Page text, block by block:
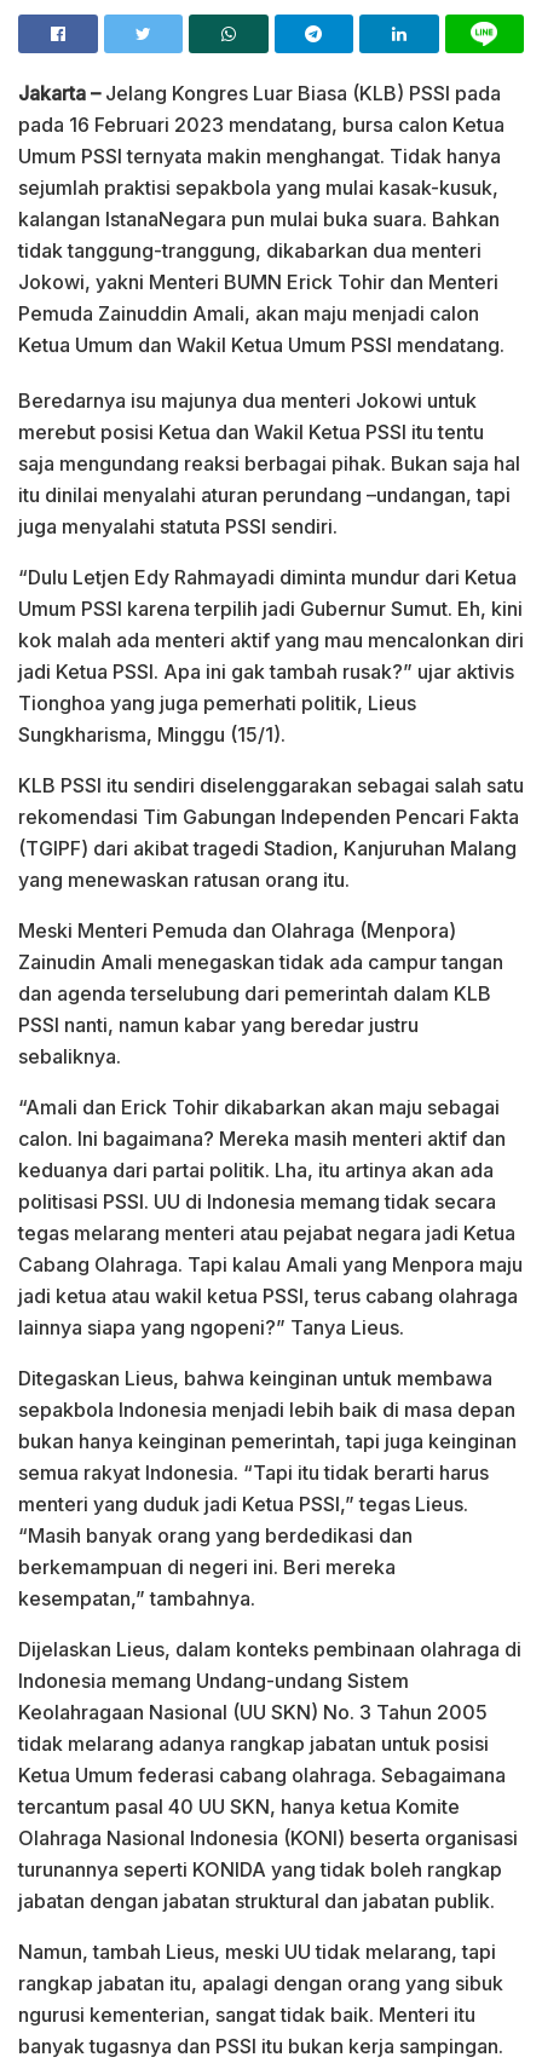
Jakarta –Jelang Kongres Luar Biasa (KLB) PSSI pada
pada 16 Februari 2023 mendatang, bursa calon Ketua
Umum PSSI ternyata makin menghangat. Tidak hanya
sejumlah praktisi sepakbola yang mulai kasak-kusuk,
kalangan IstanaNegara pun mulai buka suara. Bahkan
tidak tanggung-tranggung, dikabarkan dua menteri
Jokowi, yakni Menteri BUMN Erick Tohir dan Menteri
Pemuda Zainuddin Amali, akan maju menjadi calon
Ketua Umum dan Wakil Ketua Umum PSSI mendatang.
Beredarnya isu majunya dua menteri Jokowi untuk
merebut posisi Ketua dan Wakil Ketua PSSI itu tentu
saja mengundang reaksi berbagai pihak. Bukan saja hal
itu dinilai menyalahi aturan perundang –undangan, tapi
juga menyalahi statuta PSSI sendiri.
“Dulu Letjen Edy Rahmayadi diminta mundur dari Ketua
Umum PSSI karena terpilih jadi Gubernur Sumut. Eh, kini
kok malah ada menteri aktif yang mau mencalonkan diri
jadi Ketua PSSI. Apa ini gak tambah rusak?” ujar aktivis
Tionghoa yang juga pemerhati politik, Lieus
Sungkharisma, Minggu (15/1).
KLB PSSI itu sendiri diselenggarakan sebagai salah satu
rekomendasi Tim Gabungan Independen Pencari Fakta
(TGIPF) dari akibat tragedi Stadion, Kanjuruhan Malang
yang menewaskan ratusan orang itu.
Meski Menteri Pemuda dan Olahraga (Menpora)
Zainudin Amali menegaskan tidak ada campur tangan
dan agenda terselubung dari pemerintah dalam KLB
PSSI nanti, namun kabar yang beredar justru
sebaliknya.
“Amali dan Erick Tohir dikabarkan akan maju sebagai
calon. Ini bagaimana? Mereka masih menteri aktif dan
keduanya dari partai politik. Lha, itu artinya akan ada
politisasi PSSI. UU di Indonesia memang tidak secara
tegas melarang menteri atau pejabat negara jadi Ketua
Cabang Olahraga. Tapi kalau Amali yang Menpora maju
jadi ketua atau wakil ketua PSSI, terus cabang olahraga
lainnya siapa yang ngopeni?” Tanya Lieus.
Ditegaskan Lieus, bahwa keinginan untuk membawa
sepakbola Indonesia menjadi lebih baik di masa depan
bukan hanya keinginan pemerintah, tapi juga keinginan
semua rakyat Indonesia. “Tapi itu tidak berarti harus
menteri yang duduk jadi Ketua PSSI,” tegas Lieus.
“Masih banyak orang yang berdedikasi dan
berkemampuan di negeri ini. Beri mereka
kesempatan,” tambahnya.
Dijelaskan Lieus, dalam konteks pembinaan olahraga di
Indonesia memang Undang-undang Sistem
Keolahragaan Nasional (UU SKN) No. 3 Tahun 2005
tidak melarang adanya rangkap jabatan untuk posisi
Ketua Umum federasi cabang olahraga. Sebagaimana
tercantum pasal 40 UU SKN, hanya ketua Komite
Olahraga Nasional Indonesia (KONI) beserta organisasi
turunannya seperti KONIDA yang tidak boleh rangkap
jabatan dengan jabatan struktural dan jabatan publik.
Namun, tambah Lieus, meski UU tidak melarang, tapi
rangkap jabatan itu, apalagi dengan orang yang sibuk
ngurusi kementerian, sangat tidak baik. Menteri itu
banyak tugasnya dan PSSI itu bukan kerja sampingan.